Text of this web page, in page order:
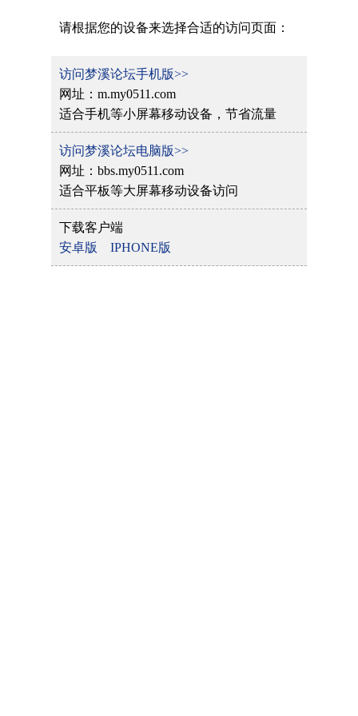
请根据您的设备来选择合适的访问页面：
访问梦溪论坛手机版>>
网址：m.my0511.com
适合手机等小屏幕移动设备，节省流量
访问梦溪论坛电脑版>>
网址：bbs.my0511.com
适合平板等大屏幕移动设备访问
下载客户端
安卓版
IPHONE版